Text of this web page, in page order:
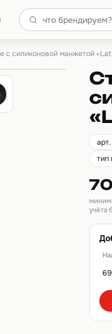
с силиконовой манжетой
арт.
тип
учёта